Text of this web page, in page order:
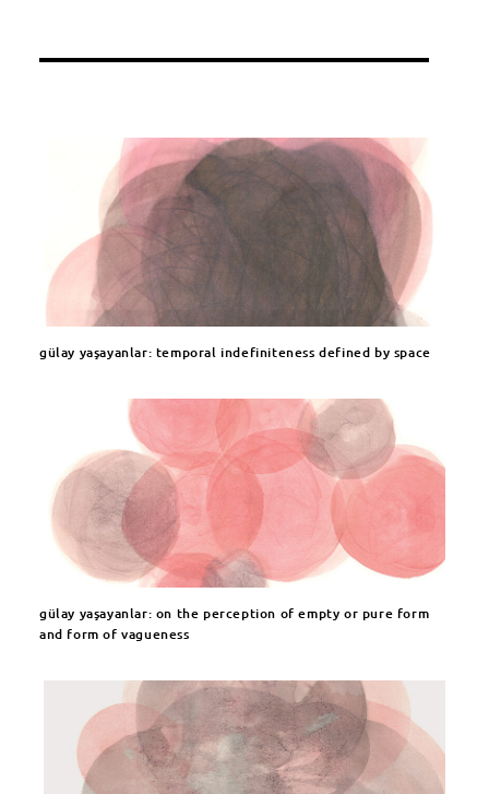
gülay yaşayanlar: temporal indefiniteness defined by space
gülay yaşayanlar: on the perception of empty or pure form
and form of vagueness